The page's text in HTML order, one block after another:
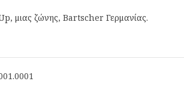
μιας ζώνης, Bartscher Γερμανίας.